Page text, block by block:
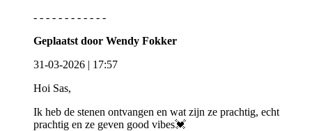
- - - - - - - - - - - -
Geplaatst door Wendy Fokker
31-03-2026 | 17:57
Hoi Sas,
Ik heb de stenen ontvangen en wat zijn ze prachtig, echt
prachtig en ze geven good vibes💓